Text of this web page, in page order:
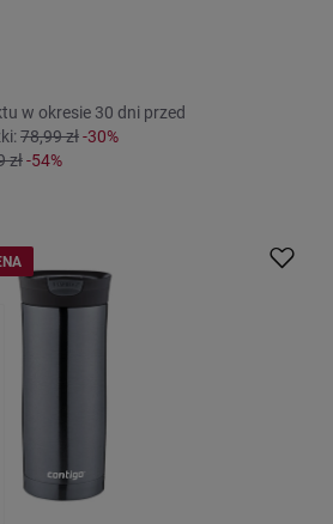
w okresie 30 dni przed
78,99 zł-30%
zł-54%